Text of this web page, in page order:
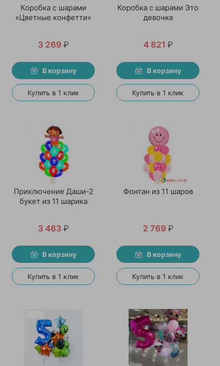
Коробка с шарами
«Цветные конфетти»
3 269 ₽
В корзину
Купить в 1 клик
Коробка с шарами Это
девочка
4 821 ₽
В корзину
Купить в 1 клик
Приключение Даши-2
букет из 11 шарика
3 463 ₽
В корзину
Купить в 1 клик
Фонтан из 11 шаров
2 769 ₽
В корзину
Купить в 1 клик